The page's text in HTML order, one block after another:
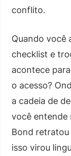
conflito.
Quando você
checklist e
acontece
o acesso?
a cadeia de
você entende
Bond
isso virou